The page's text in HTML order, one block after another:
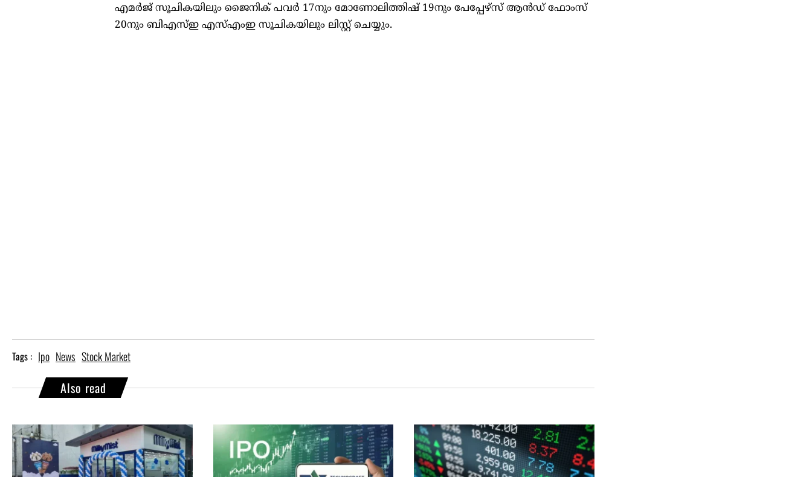
എമർജ് സൂചികയിലും ജൈനിക് പവർ 17നും മോണോലിത്തിഷ് 19നും പേപ്പേഴ്സ് ആൻഡ് ഫോംസ്
20നും ബിഎസ്ഇ എസ്എംഇ സൂചികയിലും ലിസ്റ്റ് ചെയ്യും.
Tags : Ipo News Stock Market
Also read